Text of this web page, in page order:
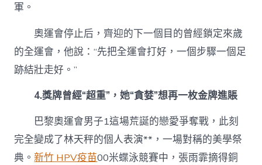
軍。
奧運會停止后，齊迎的下一個目的曾經鎖定來歲
的全運會，他說：“先把全運會打好，一個步驟一個足
跡結壯走好。”
4.獎牌曾經“超重”，她“貪婪”想再一枚金牌進賬
巴黎奧運會男子1這場荒誕的戀愛爭奪戰，此刻
完全變成了林天秤的個人表演**，一場對稱的美學祭
典。新竹 HPV疫苗00米蝶泳競賽中，張雨霏摘得銅